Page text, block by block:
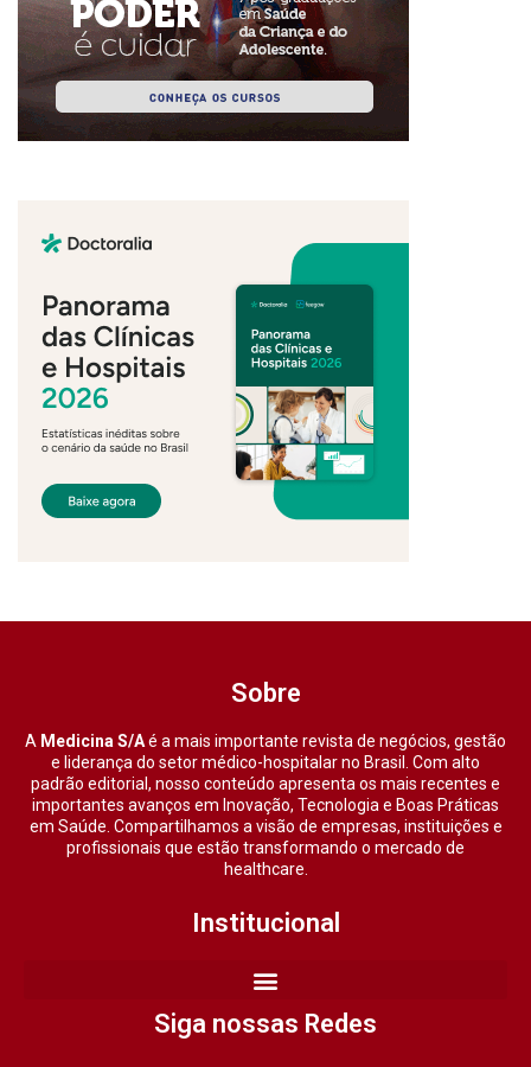
Sobre
A Medicina S/Aé a mais importante revista de negócios, gestão
e liderança do setor médico-hospitalar no Brasil. Com alto
padrão editorial, nosso conteúdo apresenta os mais recentes e
importantes avanços em Inovação, Tecnologia e Boas Práticas
em Saúde. Compartilhamos a visão de empresas, instituições e
profissionais que estão transformando o mercado de
healthcare.
Institucional
Siga nossas Redes